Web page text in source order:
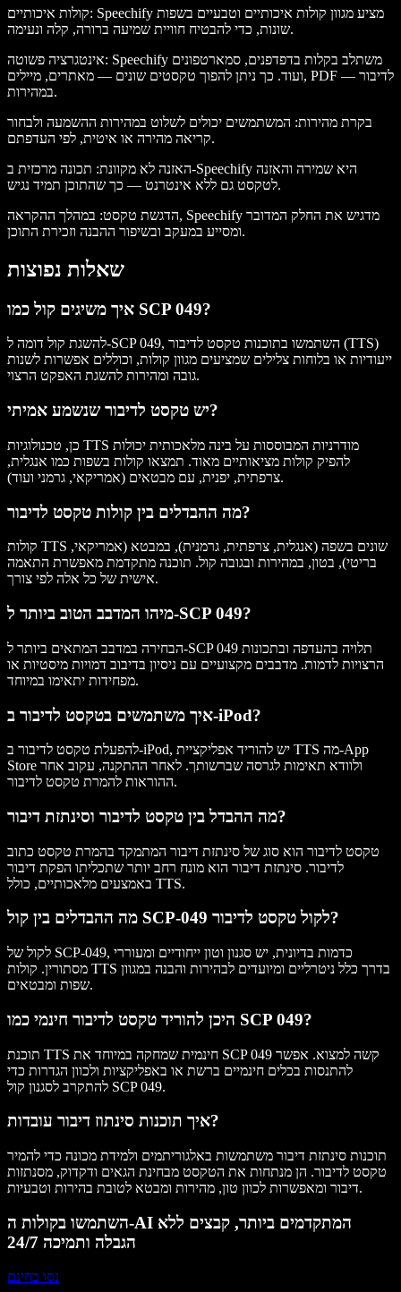
קולות איכותיים: Speechify מציע מגוון קולות איכותיים וטבעיים בשפות
שונות, כדי להבטיח חוויית שמיעה ברורה, קלה ונעימה.
אינטגרציה פשוטה: Speechify משתלב בקלות בדפדפנים, סמארטפונים
ועוד. כך ניתן להפוך טקסטים שונים — מאתרים, מיילים, PDF — לדיבור
במהירות.
בקרת מהירות: המשתמשים יכולים לשלוט במהירות ההשמעה ולבחור
קריאה מהירה או איטית, לפי העדפתם.
האזנה לא מקוונת: תכונה מרכזית ב-Speechify היא שמירה והאזנה
לטקסט גם ללא אינטרנט — כך שהתוכן תמיד נגיש.
הדגשת טקסט: במהלך ההקראה, Speechify מדגיש את החלק המדובר
ומסייע במעקב ובשיפור ההבנה וזכירת התוכן.
שאלות נפוצות
איך משיגים קול כמו SCP 049?
להשגת קול דומה ל-SCP 049, השתמשו בתוכנות טקסט לדיבור (TTS)
ייעודיות או בלוחות צלילים שמציעים מגוון קולות, וכוללים אפשרות לשנות
גובה ומהירות להשגת האפקט הרצוי.
יש טקסט לדיבור שנשמע אמיתי?
כן, טכנולוגיות TTS מודרניות המבוססות על בינה מלאכותית יכולות
להפיק קולות מציאותיים מאוד. תמצאו קולות בשפות כמו אנגלית,
צרפתית, יפנית, עם מבטאים (אמריקאי, גרמני ועוד).
מה ההבדלים בין קולות טקסט לדיבור?
קולות TTS שונים בשפה (אנגלית, צרפתית, גרמנית), במבטא (אמריקאי,
בריטי), בטון, במהירות ובגובה קול. תוכנה מתקדמת מאפשרת התאמה
אישית של כל אלה לפי צורך.
מיהו המדבב הטוב ביותר ל-SCP 049?
הבחירה במדבב המתאים ביותר ל-SCP 049 תלויה בהעדפה ובתכונות
הרצויות לדמות. מדבבים מקצועיים עם ניסיון בדיבוב דמויות מיסטיות או
מפחידות יתאימו במיוחד.
איך משתמשים בטקסט לדיבור ב-iPod?
להפעלת טקסט לדיבור ב-iPod, יש להוריד אפליקציית TTS מה-App
Store ולוודא תאימות לגרסה שברשותך. לאחר ההתקנה, עקוב אחר
ההוראות להמרת טקסט לדיבור.
מה ההבדל בין טקסט לדיבור וסינתזת דיבור?
טקסט לדיבור הוא סוג של סינתזת דיבור המתמקד בהמרת טקסט כתוב
לדיבור. סינתזת דיבור הוא מונח רחב יותר שתכליתו הפקת דיבור
באמצעים מלאכותיים, כולל TTS.
מה ההבדלים בין קול SCP-049 לקול טקסט לדיבור?
לקול של SCP-049, כדמות בדיונית, יש סגנון וטון ייחודיים ומעוררי
מסתורין. קולות TTS בדרך כלל ניטרליים ומיועדים לבהירות והבנה במגוון
שפות ומבטאים.
היכן להוריד טקסט לדיבור חינמי כמו SCP 049?
תוכנת TTS חינמית שמחקה במיוחד את SCP 049 קשה למצוא. אפשר
להתנסות בכלים חינמיים ברשת או באפליקציות ולכוון הגדרות כדי
להתקרב לסגנון קול SCP 049.
איך תוכנות סינתוז דיבור עובדות?
תוכנות סינתזת דיבור משתמשות באלגוריתמים ולמידת מכונה כדי להמיר
טקסט לדיבור. הן מנתחות את הטקסט מבחינת הגאים ודקדוק, מסנתזות
דיבור ומאפשרות לכוון טון, מהירות ומבטא לטובת בהירות וטבעיות.
השתמשו בקולות ה-AI המתקדמים ביותר, קבצים ללא
הגבלה ותמיכה 24/7
נסו בחינם